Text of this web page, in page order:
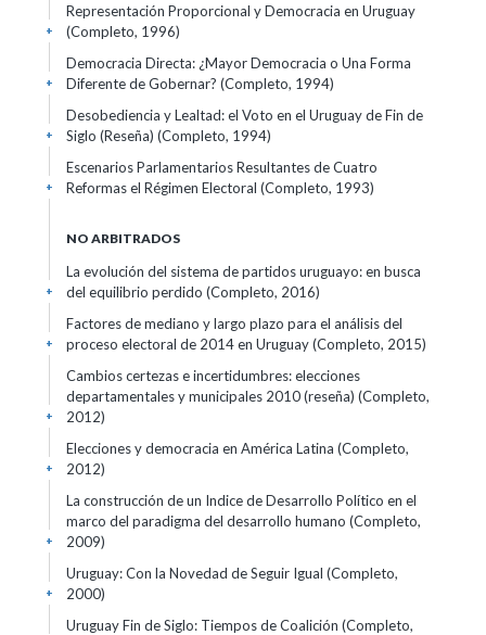
Representación Proporcional y Democracia en Uruguay
(Completo, 1996)
+
Democracia Directa: ¿Mayor Democracia o Una Forma
Diferente de Gobernar? (Completo, 1994)
+
Desobediencia y Lealtad: el Voto en el Uruguay de Fin de
Siglo (Reseña) (Completo, 1994)
+
Escenarios Parlamentarios Resultantes de Cuatro
Reformas el Régimen Electoral (Completo, 1993)
+
NO ARBITRADOS
La evolución del sistema de partidos uruguayo: en busca
del equilibrio perdido (Completo, 2016)
+
Factores de mediano y largo plazo para el análisis del
proceso electoral de 2014 en Uruguay (Completo, 2015)
+
Cambios certezas e incertidumbres: elecciones
departamentales y municipales 2010 (reseña) (Completo,
2012)
+
Elecciones y democracia en América Latina (Completo,
2012)
+
La construcción de un Indice de Desarrollo Político en el
marco del paradigma del desarrollo humano (Completo,
2009)
+
Uruguay: Con la Novedad de Seguir Igual (Completo,
2000)
+
Uruguay Fin de Siglo: Tiempos de Coalición (Completo,